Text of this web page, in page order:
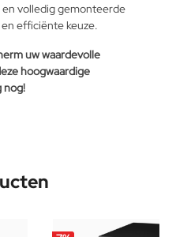
volledig gemonteerde
efficiënte keuze.
uw waardevolle
hoogwaardige
nog!